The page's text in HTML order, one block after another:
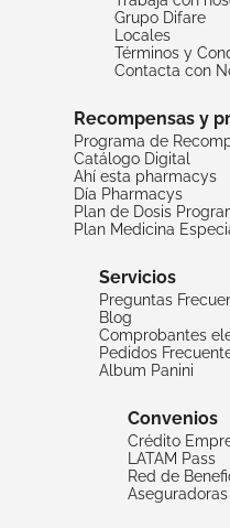
Grupo Difare
Locales
Términos y
Contacta con
Recompensas y
Programa de
Catálogo Digital
Ahí esta pharmacys
Día Pharmacys
Plan de Dosis
Plan Medicina
Servicios
Preguntas
Blog
Comprobantes
Pedidos
Album Panini
Convenios
Crédito
LATAM Pass
Red de
Aseguradoras